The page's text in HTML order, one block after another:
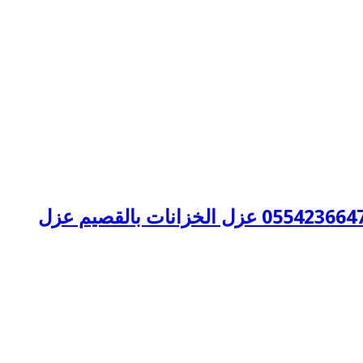
كشف تسربات المياه بالقصيم كشف تسربات المياه بالقصيم 0554236647 عزل الخزانات بالقصيم عزل